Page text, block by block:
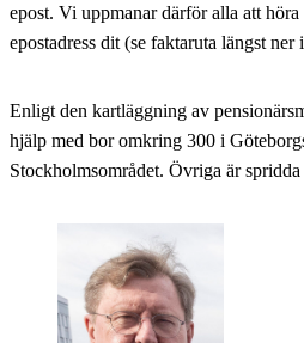
epost. Vi uppmanar därför alla att
epostadress dit (se faktaruta längst ner
Enligt den kartläggning av
hjälp med bor omkring 300 i
Stockholmsområdet. Övriga är